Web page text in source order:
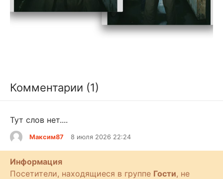
Комментарии (1)
Тут слов нет....
Максим87 8 июля 2026 22:24
Информация
Посетители, находящиеся в группе Гости, не